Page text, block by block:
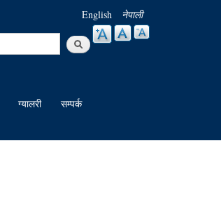
English नेपाली
ग्यालरी
सम्पर्क